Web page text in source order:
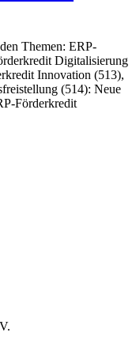
Themen: ERP-
Digitalisierung
Innovation (513),
(514): Neue
Förderkredit